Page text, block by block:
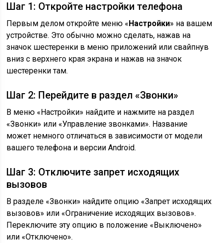
Шаг 1: Откройте настройки телефона
Первым делом откройте меню « Настройки» на вашем
устройстве. Это обычно можно сделать, нажав на
значок шестеренки в меню приложений или свайпнув
вниз с верхнего края экрана и нажав на значок
шестеренки там.
Шаг 2: Перейдите в раздел «Звонки»
В меню «Настройки» найдите и нажмите на раздел
«Звонки» или «Управление звонками». Название
может немного отличаться в зависимости от модели
вашего телефона и версии Android.
Шаг 3: Отключите запрет исходящих
вызовов
В разделе «Звонки» найдите опцию «Запрет исходящих
вызовов» или «Ограничение исходящих вызовов».
Переключите эту опцию в положение «Выключено»
или «Отключено».